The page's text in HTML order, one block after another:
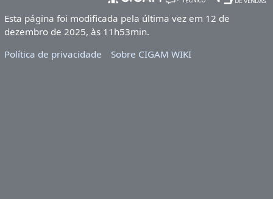
Esta página foi modificada pela última vez em 12 de
dezembro de 2025, às 11h53min.
Política de privacidade
Sobre CIGAM WIKI